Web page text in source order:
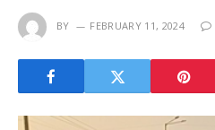
BY FEBRUARY 11, 2024